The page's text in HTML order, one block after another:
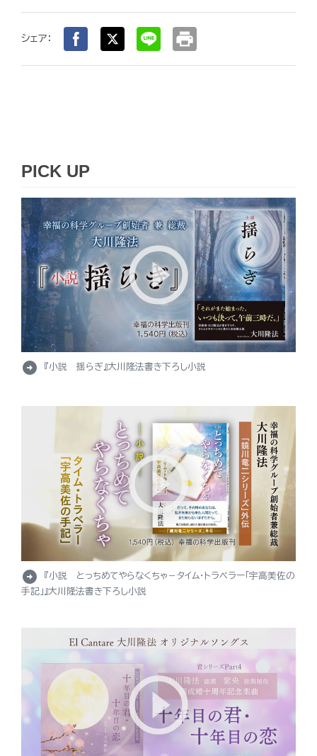
シェア： print
PICK UP
arrow_circle_right 『小説 揺らぎ』大川隆法書き下ろし小説
arrow_circle_right
『小説 とっちめてやらなくちゃ－タイム・トラベラー「宇高美佐の
手記」』大川隆法書き下ろし小説